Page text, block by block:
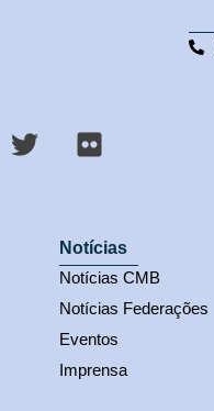
Notícias
Notícias CMB
Notícias Federações
Eventos
Imprensa